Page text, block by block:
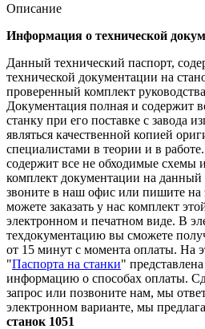
Описание
Информация о технической
Данный технический паспорт,
технической документации на
проверенный комплект
Документация полная и содержит
станку при его поставке с завода
являться качественной копией
специалистами в теории и в работе.
содержит все не обходимые схемы
комплект документации на
звоните в наш офис или пишите
можете заказать у нас комплект
электронном и печатном виде. В
техдокументацию вы сможете
от 15 минут с момента оплаты. На
"Паспорта на станки"
информацию о способах оплаты.
запрос или позвоните нам, мы
электронном варианте, мы
станок 1051